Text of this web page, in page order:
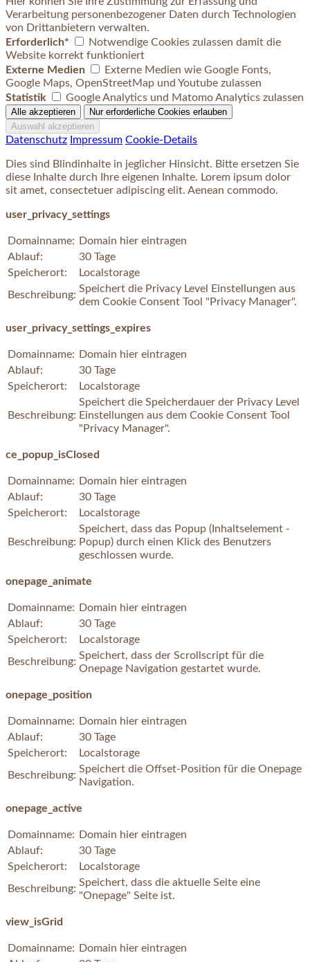
Verarbeitung personenbezogener Daten durch Technologien
von Drittanbietern verwalten.
Erforderlich*
Notwendige Cookies zulassen damit die
Website korrekt funktioniert
Externe Medien
Externe Medien wie Google Fonts,
Google Maps, OpenStreetMap und Youtube zulassen
Statistik
Google Analytics und Matomo Analytics zulassen
Datenschutz Impressum Cookie-Details
Dies sind Blindinhalte in jeglicher Hinsicht. Bitte ersetzen Sie
diese Inhalte durch Ihre eigenen Inhalte. Lorem ipsum dolor
sit amet, consectetuer adipiscing elit. Aenean commodo.
user_privacy_settings
Domainname:
Domain hier eintragen
Ablauf:
30 Tage
Speicherort:
Localstorage
Beschreibung:
Speichert die Privacy Level Einstellungen aus
dem Cookie Consent Tool "Privacy Manager".
user_privacy_settings_expires
Domainname:
Domain hier eintragen
Ablauf:
30 Tage
Speicherort:
Localstorage
Beschreibung:
Speichert die Speicherdauer der Privacy Level
Einstellungen aus dem Cookie Consent Tool
"Privacy Manager".
ce_popup_isClosed
Domainname:
Domain hier eintragen
Ablauf:
30 Tage
Speicherort:
Localstorage
Beschreibung:
Speichert, dass das Popup (Inhaltselement -
Popup) durch einen Klick des Benutzers
geschlossen wurde.
onepage_animate
Domainname:
Domain hier eintragen
Ablauf:
30 Tage
Speicherort:
Localstorage
Beschreibung:
Speichert, dass der Scrollscript für die
Onepage Navigation gestartet wurde.
onepage_position
Domainname:
Domain hier eintragen
Ablauf:
30 Tage
Speicherort:
Localstorage
Beschreibung:
Speichert die Offset-Position für die Onepage
Navigation.
onepage_active
Domainname:
Domain hier eintragen
Ablauf:
30 Tage
Speicherort:
Localstorage
Beschreibung:
Speichert, dass die aktuelle Seite eine
"Onepage" Seite ist.
view_isGrid
Domainname:
Domain hier eintragen